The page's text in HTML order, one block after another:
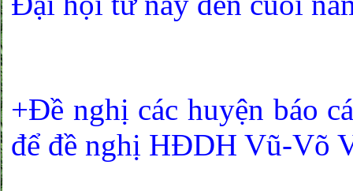
+Đề nghị các huyện báo
để đề nghị HĐDH Vũ-Võ